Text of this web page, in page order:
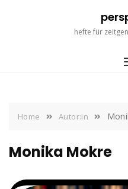
hefte für
Home Autor:in
Monika Mokre